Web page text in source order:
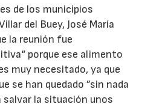
de los municipios
del Buey, José María
la reunión fue
porque ese alimento
muy necesitado, ya que
se han quedado ”sin nada
la situación unos